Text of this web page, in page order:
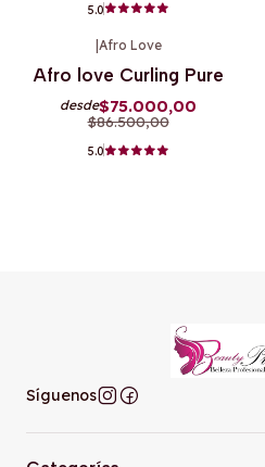
5.0
|Afro Love
Afro love Curling Pure
desde$75.000,00
$86.500,00
5.0
Síguenos